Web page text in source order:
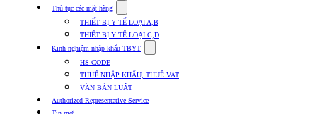
Thủ tục các mặt hàng
submenu
for
Thủ
tục
mặt
hàng
THIẾT BỊ Y TẾ LOẠI A,B
THIẾT BỊ Y TẾ LOẠI C,D
Kinh nghiệm nhập khẩu TBYT
submenu
Kinh
HS CODE
THUẾ NHẬP KHẨU, THUẾ VAT
VĂN BẢN LUẬT
Authorized Representative Service